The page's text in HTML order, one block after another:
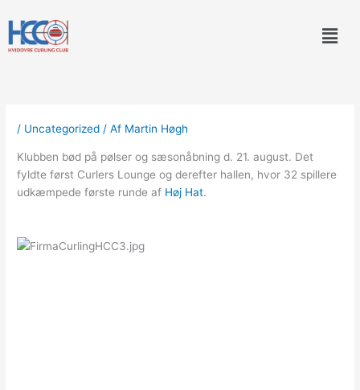
indholdet
/ Uncategorized / Af Martin Høgh
Klubben bød på pølser og sæsonåbning d. 21. august. Det
fyldte først Curlers Lounge og derefter hallen, hvor 32 spillere
udkæmpede første runde af Høj Hat.